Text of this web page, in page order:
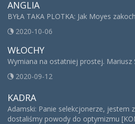
ANGLIA
BYŁA TAKA PLOTKA: Jak Moyes
2020-10-06
WŁOCHY
Wymiana na ostatniej prostej. Mariusz
2020-09-12
KADRA
Adamski: Panie selekcjonerze, jestem
dostaliśmy powody do optymizmu